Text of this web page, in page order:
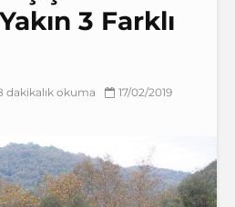
3 Farklı
dakikalık okuma 17/02/2019